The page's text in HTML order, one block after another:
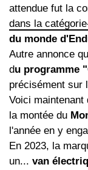
attendue fut la
dans la
du monde
Autre annonce
du programme
précisément sur
Voici
la montée du
l'année en y
En 2023, la
un... van